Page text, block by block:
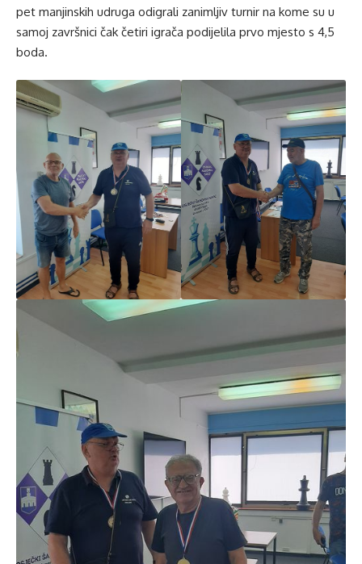
pet manjinskih udruga odigrali zanimljiv turnir na kome su u
samoj završnici čak četiri igrača podijelila prvo mjesto s 4,5
boda.